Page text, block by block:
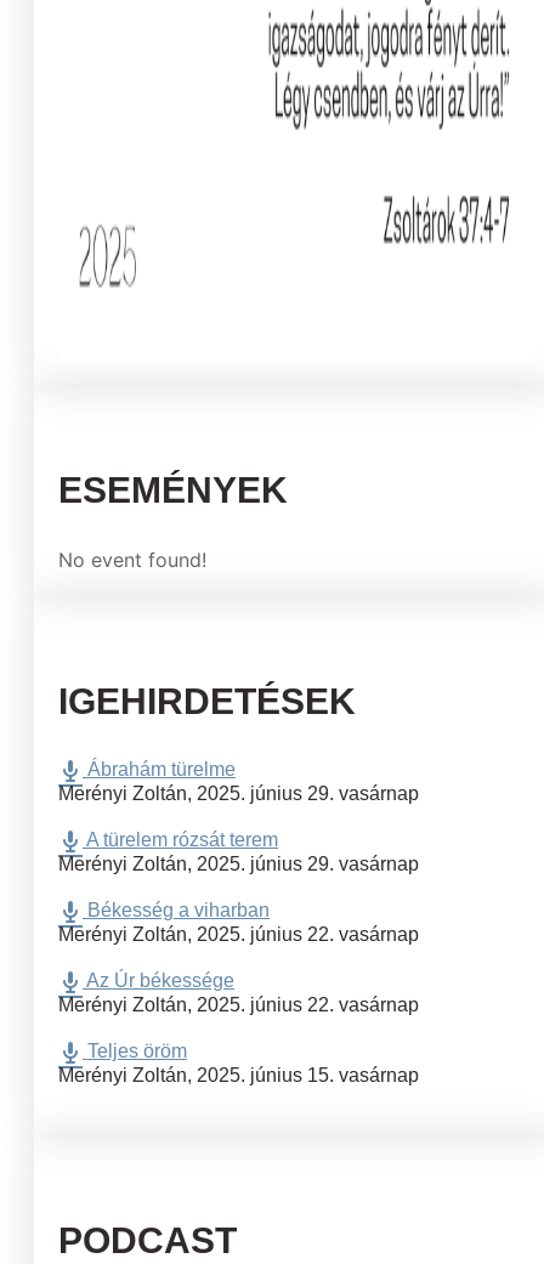
ESEMÉNYEK
No event found!
IGEHIRDETÉSEK
Ábrahám türelme
Merényi Zoltán, 2025. június 29. vasárnap
A türelem rózsát terem
Merényi Zoltán, 2025. június 29. vasárnap
Békesség a viharban
Merényi Zoltán, 2025. június 22. vasárnap
Az Úr békessége
Merényi Zoltán, 2025. június 22. vasárnap
Teljes öröm
Merényi Zoltán, 2025. június 15. vasárnap
PODCAST